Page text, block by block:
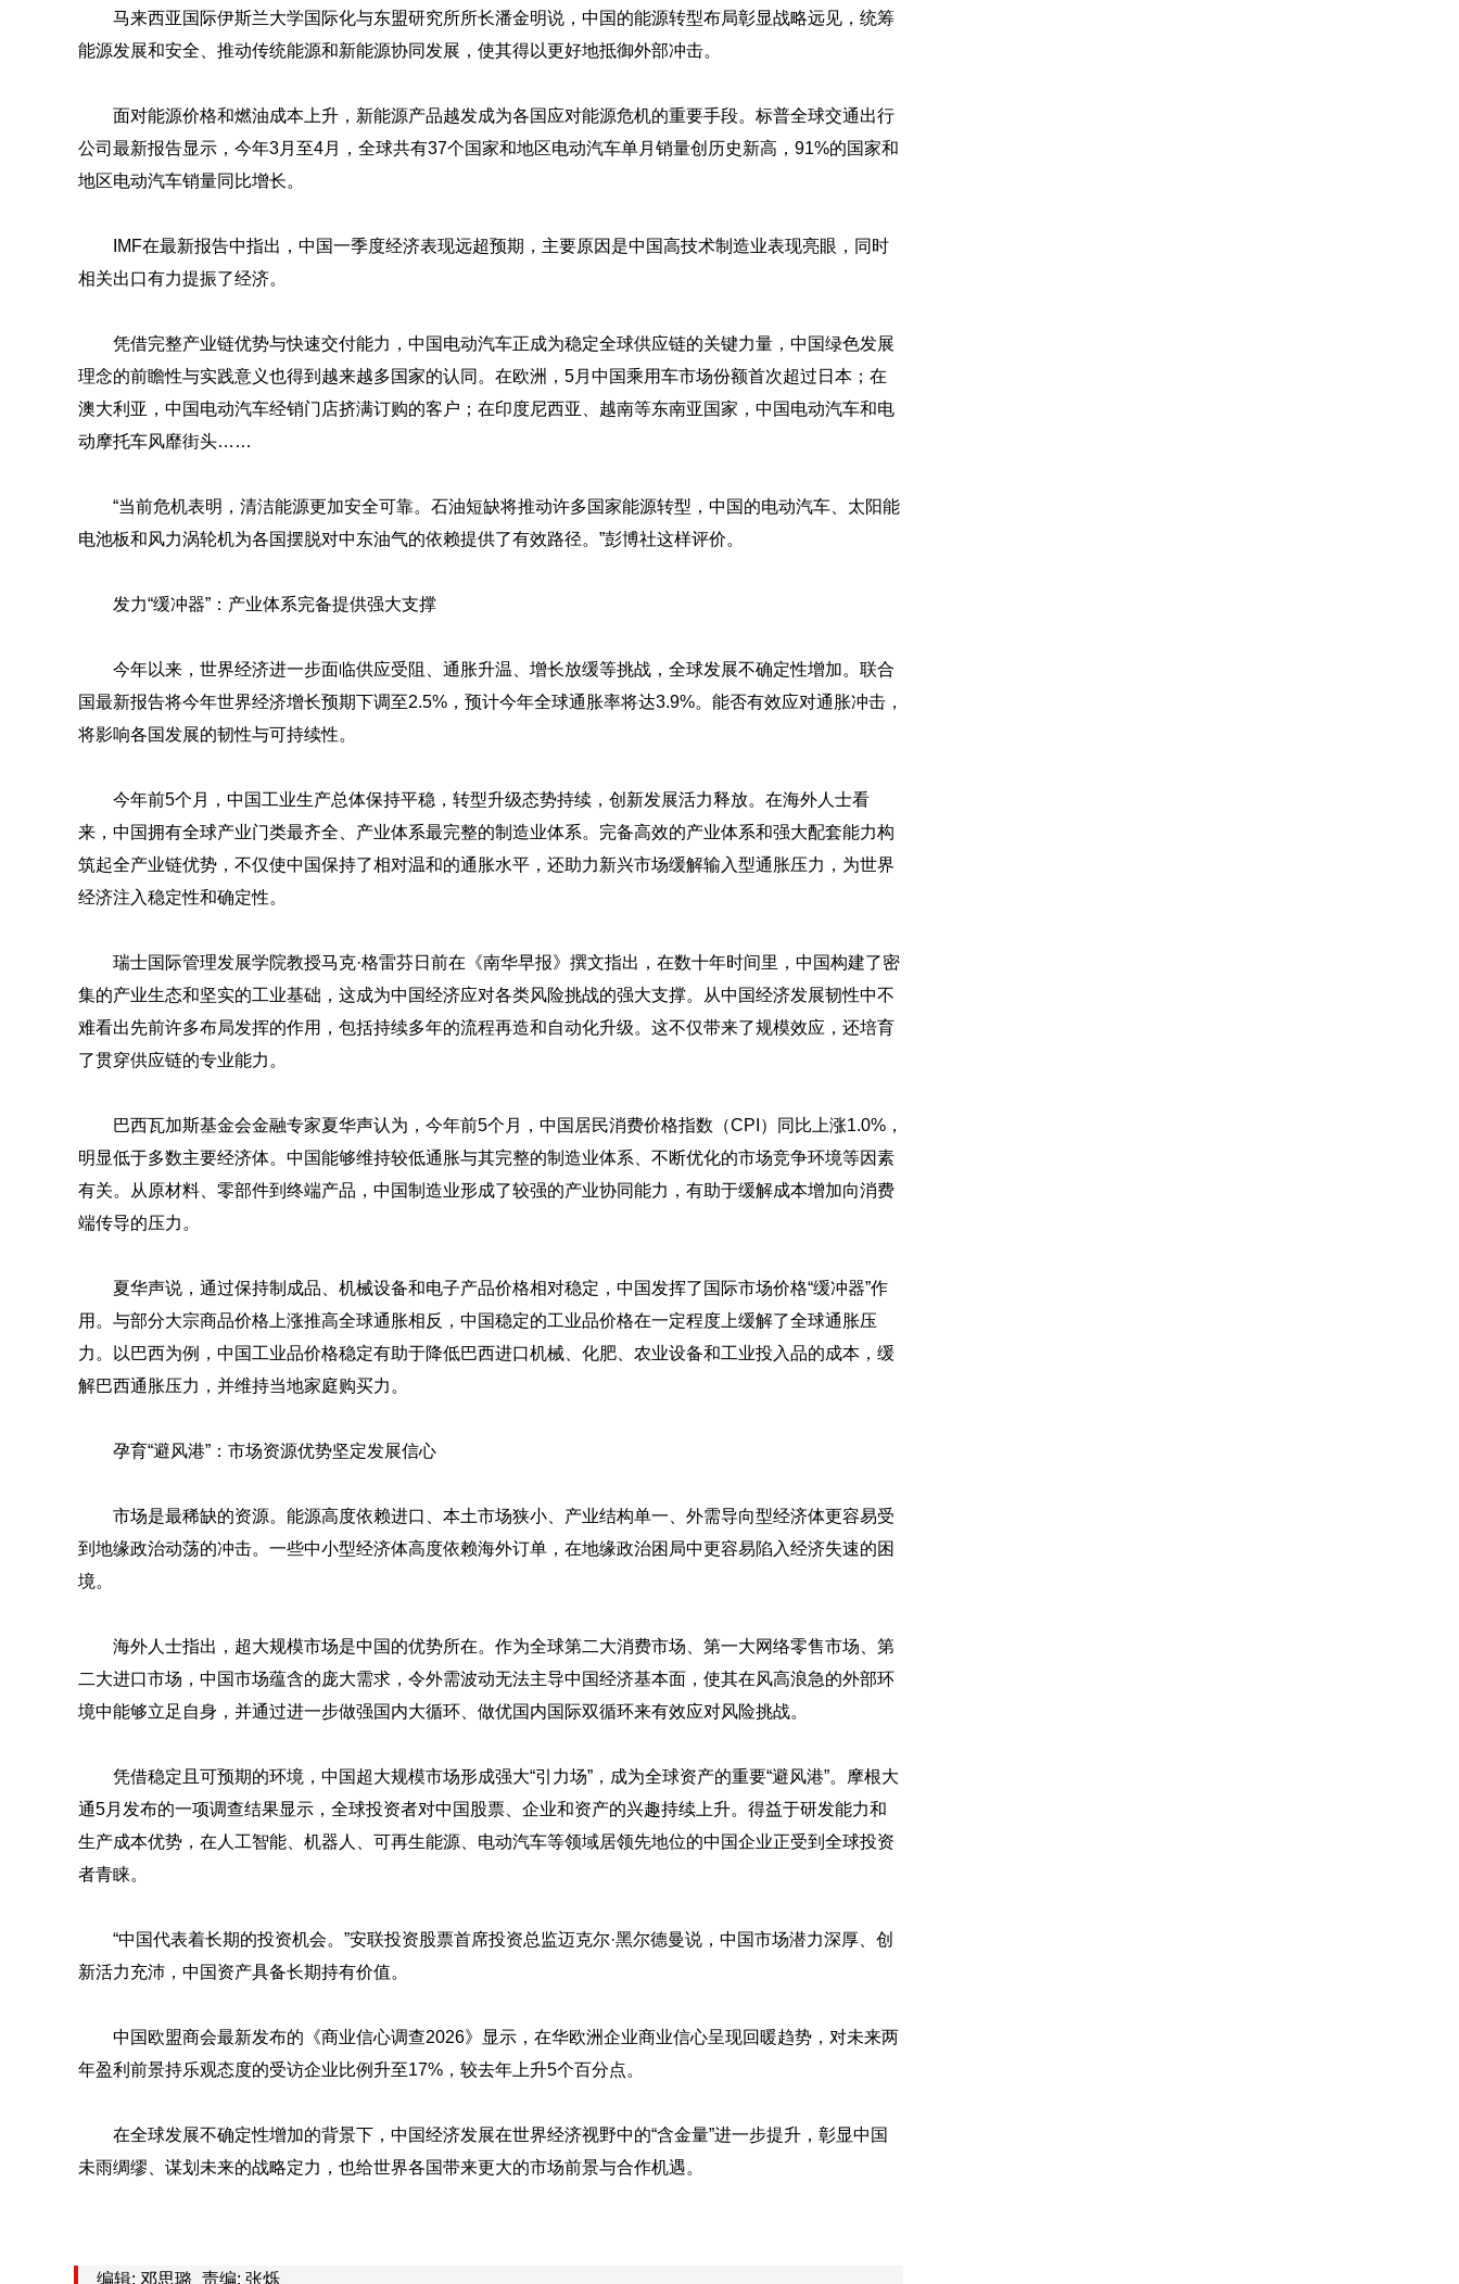
马来西亚国际伊斯兰大学国际化与东盟研究所所长潘金明说，中国的能源转型布局彰显战略远见，统筹
能源发展和安全、推动传统能源和新能源协同发展，使其得以更好地抵御外部冲击。
面对能源价格和燃油成本上升，新能源产品越发成为各国应对能源危机的重要手段。标普全球交通出行
公司最新报告显示，今年3月至4月，全球共有37个国家和地区电动汽车单月销量创历史新高，91%的国家和
地区电动汽车销量同比增长。
IMF在最新报告中指出，中国一季度经济表现远超预期，主要原因是中国高技术制造业表现亮眼，同时
相关出口有力提振了经济。
凭借完整产业链优势与快速交付能力，中国电动汽车正成为稳定全球供应链的关键力量，中国绿色发展
理念的前瞻性与实践意义也得到越来越多国家的认同。在欧洲，5月中国乘用车市场份额首次超过日本；在
澳大利亚，中国电动汽车经销门店挤满订购的客户；在印度尼西亚、越南等东南亚国家，中国电动汽车和电
动摩托车风靡街头……
“当前危机表明，清洁能源更加安全可靠。石油短缺将推动许多国家能源转型，中国的电动汽车、太阳能
电池板和风力涡轮机为各国摆脱对中东油气的依赖提供了有效路径。”彭博社这样评价。
发力“缓冲器”：产业体系完备提供强大支撑
今年以来，世界经济进一步面临供应受阻、通胀升温、增长放缓等挑战，全球发展不确定性增加。联合
国最新报告将今年世界经济增长预期下调至2.5%，预计今年全球通胀率将达3.9%。能否有效应对通胀冲击，
将影响各国发展的韧性与可持续性。
今年前5个月，中国工业生产总体保持平稳，转型升级态势持续，创新发展活力释放。在海外人士看
来，中国拥有全球产业门类最齐全、产业体系最完整的制造业体系。完备高效的产业体系和强大配套能力构
筑起全产业链优势，不仅使中国保持了相对温和的通胀水平，还助力新兴市场缓解输入型通胀压力，为世界
经济注入稳定性和确定性。
瑞士国际管理发展学院教授马克·格雷芬日前在《南华早报》撰文指出，在数十年时间里，中国构建了密
集的产业生态和坚实的工业基础，这成为中国经济应对各类风险挑战的强大支撑。从中国经济发展韧性中不
难看出先前许多布局发挥的作用，包括持续多年的流程再造和自动化升级。这不仅带来了规模效应，还培育
了贯穿供应链的专业能力。
巴西瓦加斯基金会金融专家夏华声认为，今年前5个月，中国居民消费价格指数（CPI）同比上涨1.0%，
明显低于多数主要经济体。中国能够维持较低通胀与其完整的制造业体系、不断优化的市场竞争环境等因素
有关。从原材料、零部件到终端产品，中国制造业形成了较强的产业协同能力，有助于缓解成本增加向消费
端传导的压力。
夏华声说，通过保持制成品、机械设备和电子产品价格相对稳定，中国发挥了国际市场价格“缓冲器”作
用。与部分大宗商品价格上涨推高全球通胀相反，中国稳定的工业品价格在一定程度上缓解了全球通胀压
力。以巴西为例，中国工业品价格稳定有助于降低巴西进口机械、化肥、农业设备和工业投入品的成本，缓
解巴西通胀压力，并维持当地家庭购买力。
孕育“避风港”：市场资源优势坚定发展信心
市场是最稀缺的资源。能源高度依赖进口、本土市场狭小、产业结构单一、外需导向型经济体更容易受
到地缘政治动荡的冲击。一些中小型经济体高度依赖海外订单，在地缘政治困局中更容易陷入经济失速的困
境。
海外人士指出，超大规模市场是中国的优势所在。作为全球第二大消费市场、第一大网络零售市场、第
二大进口市场，中国市场蕴含的庞大需求，令外需波动无法主导中国经济基本面，使其在风高浪急的外部环
境中能够立足自身，并通过进一步做强国内大循环、做优国内国际双循环来有效应对风险挑战。
凭借稳定且可预期的环境，中国超大规模市场形成强大“引力场”，成为全球资产的重要“避风港”。摩根大
通5月发布的一项调查结果显示，全球投资者对中国股票、企业和资产的兴趣持续上升。得益于研发能力和
生产成本优势，在人工智能、机器人、可再生能源、电动汽车等领域居领先地位的中国企业正受到全球投资
者青睐。
“中国代表着长期的投资机会。”安联投资股票首席投资总监迈克尔·黑尔德曼说，中国市场潜力深厚、创
新活力充沛，中国资产具备长期持有价值。
中国欧盟商会最新发布的《商业信心调查2026》显示，在华欧洲企业商业信心呈现回暖趋势，对未来两
年盈利前景持乐观态度的受访企业比例升至17%，较去年上升5个百分点。
在全球发展不确定性增加的背景下，中国经济发展在世界经济视野中的“含金量”进一步提升，彰显中国
未雨绸缪、谋划未来的战略定力，也给世界各国带来更大的市场前景与合作机遇。
编辑: 邓思璐 责编: 张烁